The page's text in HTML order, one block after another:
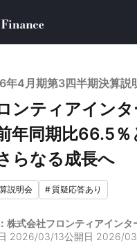
年4月期第3四半期決算説
ンティアイン
年同期比66.5
らなる成長へ
説明会 #質疑応答あり
株式会社フロンティアインタ
2026/03/13公開日 2026/